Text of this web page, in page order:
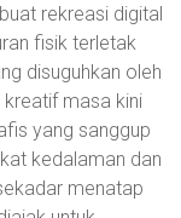
rekreasi digital
fisik terletak
disuguhkan oleh
masa kini
yang sanggup
kedalaman dan
menatap